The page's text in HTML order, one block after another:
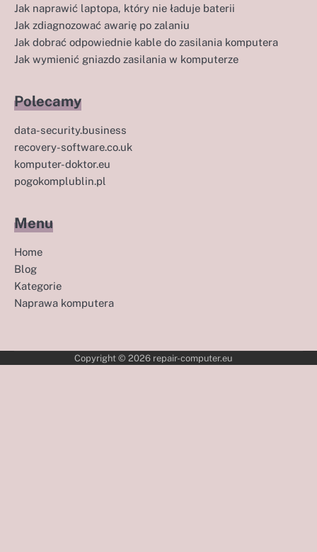
Jak naprawić laptopa, który nie ładuje baterii
Jak zdiagnozować awarię po zalaniu
Jak dobrać odpowiednie kable do zasilania komputera
Jak wymienić gniazdo zasilania w komputerze
Polecamy
data-security.business
recovery-software.co.uk
komputer-doktor.eu
pogokomplublin.pl
Menu
Home
Blog
Kategorie
Naprawa komputera
Copyright © 2026 repair-computer.eu